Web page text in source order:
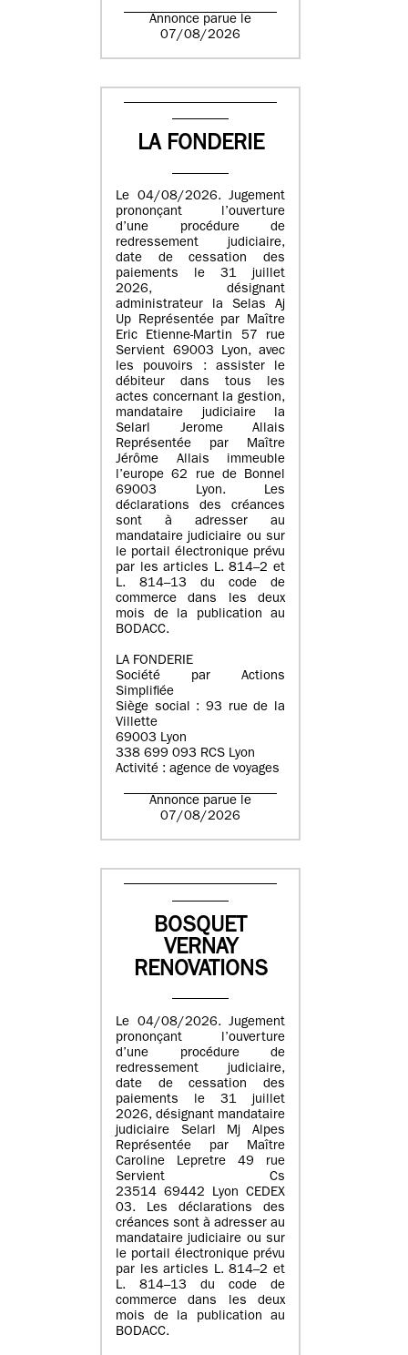
Annonce parue le
07/08/2026
LA FONDERIE
Le 04/08/2026. Jugement
prononçant l’ouverture
d’une procédure de
redressement judiciaire,
date de cessation des
paiements le 31 juillet
2026, désignant
administrateur la Selas Aj
Up Représentée par Maître
Eric Etienne-Martin 57 rue
Servient 69003 Lyon, avec
les pouvoirs : assister le
débiteur dans tous les
actes concernant la gestion,
mandataire judiciaire la
Selarl Jerome Allais
Représentée par Maître
Jérôme Allais immeuble
l’europe 62 rue de Bonnel
69003 Lyon. Les
déclarations des créances
sont à adresser au
mandataire judiciaire ou sur
le portail électronique prévu
par les articles L. 814–2 et
L. 814–13 du code de
commerce dans les deux
mois de la publication au
BODACC.
LA FONDERIE
Société par Actions
Simplifiée
Siège social : 93 rue de la
Villette
69003 Lyon
338 699 093 RCS Lyon
Activité : agence de voyages
Annonce parue le
07/08/2026
BOSQUET
VERNAY
RENOVATIONS
Le 04/08/2026. Jugement
prononçant l’ouverture
d’une procédure de
redressement judiciaire,
date de cessation des
paiements le 31 juillet
2026, désignant mandataire
judiciaire Selarl Mj Alpes
Représentée par Maître
Caroline Lepretre 49 rue
Servient Cs
23514 69442 Lyon CEDEX
03. Les déclarations des
créances sont à adresser au
mandataire judiciaire ou sur
le portail électronique prévu
par les articles L. 814–2 et
L. 814–13 du code de
commerce dans les deux
mois de la publication au
BODACC.